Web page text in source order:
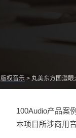
版权音乐 > 丸美东方国漫
100Audio产品案
本项目所涉商用